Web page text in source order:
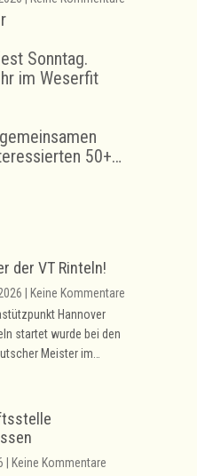
Sonntag.
im Weserfit
50+…
der VT Rinteln!
| Keine Kommentare
Hannover
startet wurde bei den
Meister im…
| Keine Kommentare